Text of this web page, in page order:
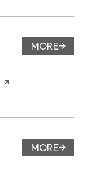
업무분야
MORE
변호사 페
MORE